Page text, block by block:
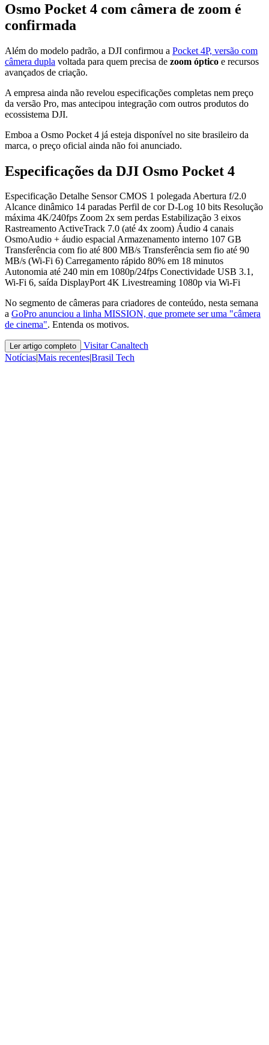
Osmo Pocket 4 com câmera de zoom é
confirmada
Além do modelo padrão, a DJI confirmou a Pocket 4P, versão com
câmera dupla voltada para quem precisa de zoom óptico e recursos
avançados de criação.
A empresa ainda não revelou especificações completas nem preço
da versão Pro, mas antecipou integração com outros produtos do
ecossistema DJI.
Emboa a Osmo Pocket 4 já esteja disponível no site brasileiro da
marca, o preço oficial ainda não foi anunciado.
Especificações da DJI Osmo Pocket 4
Especificação Detalhe Sensor CMOS 1 polegada Abertura f/2.0
Alcance dinâmico 14 paradas Perfil de cor D-Log 10 bits Resolução
máxima 4K/240fps Zoom 2x sem perdas Estabilização 3 eixos
Rastreamento ActiveTrack 7.0 (até 4x zoom) Áudio 4 canais
OsmoAudio + áudio espacial Armazenamento interno 107 GB
Transferência com fio até 800 MB/s Transferência sem fio até 90
MB/s (Wi-Fi 6) Carregamento rápido 80% em 18 minutos
Autonomia até 240 min em 1080p/24fps Conectividade USB 3.1,
Wi-Fi 6, saída DisplayPort 4K Livestreaming 1080p via Wi-Fi
No segmento de câmeras para criadores de conteúdo, nesta semana
a GoPro anunciou a linha MISSION, que promete ser uma "câmera
de cinema". Entenda os motivos.
Ler artigo completo
Visitar Canaltech
Notícias|Mais recentes|Brasil Tech